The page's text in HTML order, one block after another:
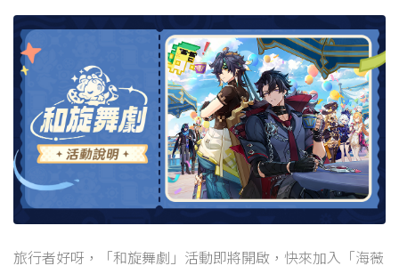
旅行者好呀，「和旋舞劇」活動即將開啟，快來加入「海薇